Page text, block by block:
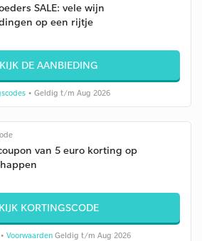
SALE: vele wijn
op een rijtje
DE AANBIEDING
• Geldig t/m Aug 2026
van 5 euro korting op
KORTINGSCODE
• Voorwaarden Geldig t/m Aug 2026